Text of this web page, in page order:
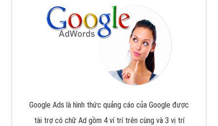
Google Ads là hình thức quảng cáo của Google được
tài trợ có chữ Ad gồm 4 ví trí trên cùng và 3 vị trí